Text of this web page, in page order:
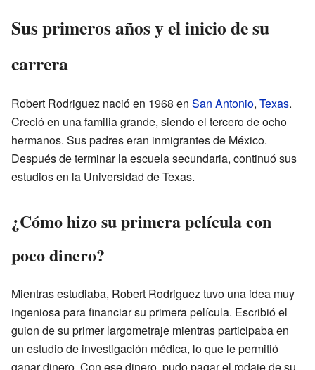
Sus primeros años y el inicio de su
carrera
Robert Rodriguez nació en 1968 en San Antonio, Texas.
Creció en una familia grande, siendo el tercero de ocho
hermanos. Sus padres eran inmigrantes de México.
Después de terminar la escuela secundaria, continuó sus
estudios en la Universidad de Texas.
¿Cómo hizo su primera película con
poco dinero?
Mientras estudiaba, Robert Rodriguez tuvo una idea muy
ingeniosa para financiar su primera película. Escribió el
guion de su primer largometraje mientras participaba en
un estudio de investigación médica, lo que le permitió
ganar dinero. Con ese dinero, pudo pagar el rodaje de su